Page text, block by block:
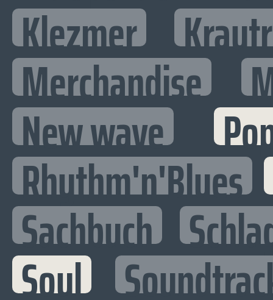
Klezmer
Merchandise
New wave
Rhythm'n'Blues
Sachbuch
Soul